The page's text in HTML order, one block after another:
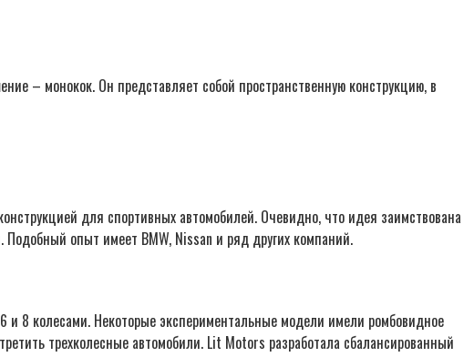
– монокок. Он представляет собой пространственную конструкцию, в
для спортивных автомобилей. Очевидно, что идея заимствована
опыт имеет BMW, Nissan и ряд других компаний.
и 8 колесами. Некоторые экспериментальные модели имели ромбовидное
трехколесные автомобили. Lit Motors разработала сбалансированный